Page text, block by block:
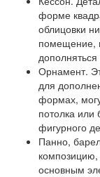
форме
облицовки
помещение,
Орнамент.
для
формах,
потолка или
фигурного
Панно,
композицию,
основным